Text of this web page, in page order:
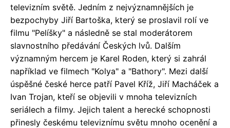
televizním světě. Jedním z nejvýznamnějších je
bezpochyby Jiří Bartoška, který se proslavil rolí ve
filmu "Pelíšky" a následně se stal moderátorem
slavnostního předávání Českých lvů. Dalším
významným hercem je Karel Roden, který si zahrál
například ve filmech "Kolya" a "Bathory". Mezi další
úspěšné české herce patří Pavel Kříž, Jiří Macháček a
Ivan Trojan, kteří se objevili v mnoha televizních
seriálech a filmy. Jejich talent a herecké schopnosti
přinesly českému televiznímu světu mnoho ocenění a